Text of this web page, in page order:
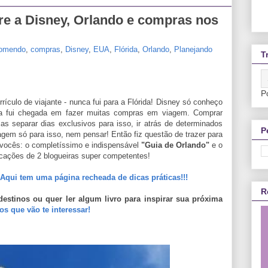
a Disney, Orlando e compras nos
compras Disney, EUA Flórida Orlando Planejando
de viajante - nunca fui para a Flórida! Disney só conheço
fui chegada em fazer muitas compras em viagem. Comprar
separar dias exclusivos para isso, ir atrás de determinados
só para isso, nem pensar! Então fiz questão de trazer para
o completíssimo e indispensável "Guia de Orlando"e o
de 2 blogueiras super competentes!
Aqui tem uma página recheada de dicas práticas!!!
ou quer ler algum livro para inspirar sua próxima
que vão te interessar!